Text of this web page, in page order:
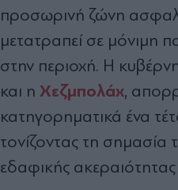
προσωρινή ζώνη
μετατραπεί σε μόνιμη
στην περιοχή. Η
και η Χεζμπολάχ,
κατηγορηματικά ένα
τονίζοντας τη σημασία
εδαφικής